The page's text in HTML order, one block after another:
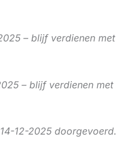
– blijf verdienen met
– blijf verdienen met
12-2025 doorgevoerd.